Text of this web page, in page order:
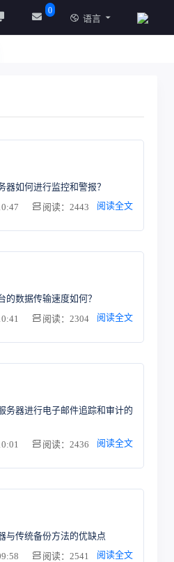
0
语言
器如何进行监控和警报？
阅读：2443 阅读全文
的数据传输速度如何？
阅读：2304 阅读全文
务器进行电子邮件追踪和审计的
阅读：2436 阅读全文
与传统备份方法的优缺点
阅读：2541 阅读全文